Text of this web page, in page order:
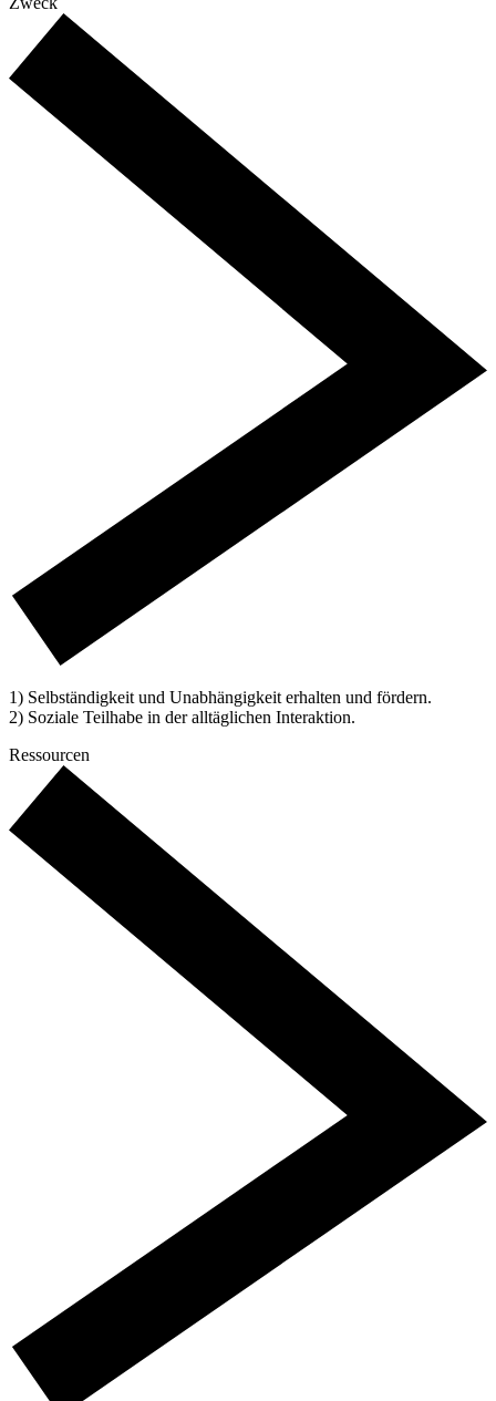
1) Selbständigkeit und Unabhängigkeit erhalten und fördern.
2) Soziale Teilhabe in der alltäglichen Interaktion.
Ressourcen